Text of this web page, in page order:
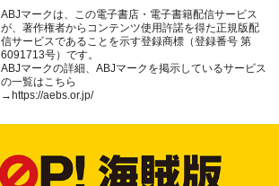
ABJマークは、この電子書店・電子書籍配信サービス
が、著作権者からコンテンツ使用許諾を得た正規版配
信サービスであることを示す登録商標（登録番号 第
6091713号）です。
ABJマークの詳細、ABJマークを掲示しているサービス
の一覧はこちら
→ https://aebs.or.jp/